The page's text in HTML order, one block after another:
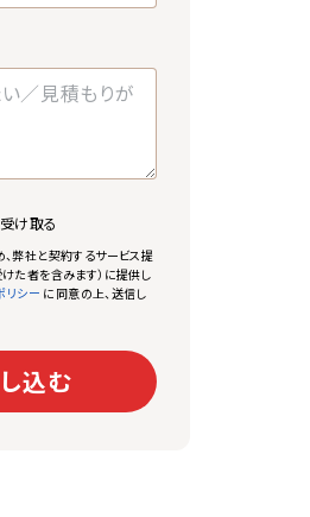
け取る
弊社と契約するサービス提
た者を含みます）に提供し
リシー に同意の上、送信し
込む